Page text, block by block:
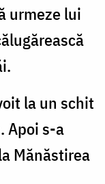
urmeze lui
la un schit
Apoi s-a
Mănăstirea